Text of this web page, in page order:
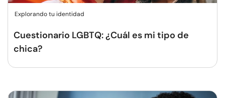
Explorando tu identidad
Cuestionario LGBTQ: ¿Cuál es mi tipo de
chica?